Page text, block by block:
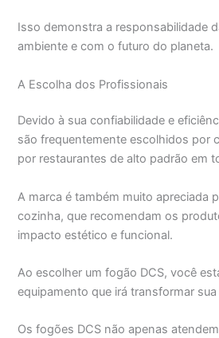
Isso demonstra a responsabilidade
ambiente e com o futuro do planeta.
A Escolha dos Profissionais
Devido à sua confiabilidade e
são frequentemente escolhidos por
por restaurantes de alto padrão em
A marca é também muito apreciada
cozinha, que recomendam os
impacto estético e funcional.
Ao escolher um fogão DCS, você
equipamento que irá transformar
Os fogões DCS não apenas